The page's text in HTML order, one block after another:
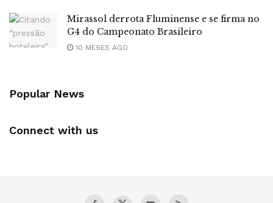
Mirassol derrota Fluminense e se firma no
G4 do Campeonato Brasileiro
10 MESES AGO
Popular News
Connect with us